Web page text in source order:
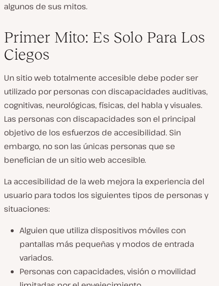
algunos de sus mitos.
Primer Mito: Es Solo Para Los
Ciegos
Un sitio web totalmente accesible debe poder ser
utilizado por personas con discapacidades auditivas,
cognitivas, neurológicas, físicas, del habla y visuales.
Las personas con discapacidades son el principal
objetivo de los esfuerzos de accesibilidad. Sin
embargo, no son las únicas personas que se
benefician de un sitio web accesible.
La accesibilidad de la web mejora la experiencia del
usuario para todos los siguientes tipos de personas y
situaciones:
Alguien que utiliza dispositivos móviles con
pantallas más pequeñas y modos de entrada
variados.
Personas con capacidades, visión o movilidad